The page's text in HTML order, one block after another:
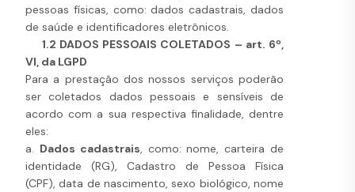
pessoas físicas, como: dados cadastrais, dados
de saúde e identificadores eletrônicos.
1.2 DADOS PESSOAIS COLETADOS – art. 6º,
VI, da LGPD
Para a prestação dos nossos serviços poderão
ser coletados dados pessoais e sensíveis de
acordo com a sua respectiva finalidade, dentre
eles:
a. Dados cadastrais, como: nome, carteira de
identidade (RG), Cadastro de Pessoa Física
(CPF), data de nascimento, sexo biológico, nome